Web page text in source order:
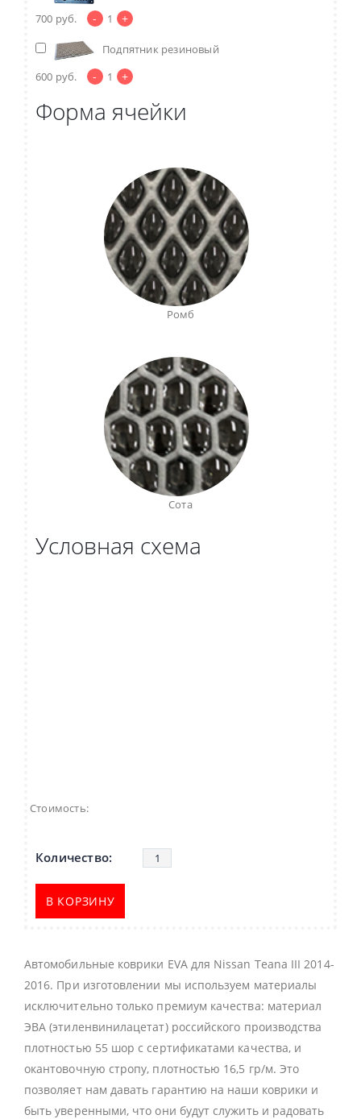
700 руб. - 1 +
Подпятник резиновый
600 руб. - 1 +
Форма ячейки
Ромб
Сота
Условная схема
Стоимость:
В КОРЗИНУ
Автомобильные коврики EVA для Nissan Teana III 2014-
2016. При изготовлении мы используем материалы
исключительно только премиум качества: материал
ЭВА (этиленвинилацетат) российского производства
плотностью 55 шор с сертификатами качества, и
окантовочную стропу, плотностью 16,5 гр/м. Это
позволяет нам давать гарантию на наши коврики и
быть уверенными, что они будут служить и радовать